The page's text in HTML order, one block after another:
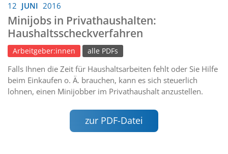
12 JUNI 2016
Minijobs in Privathaushalten:
Haushaltsscheckverfahren
Arbeitgeber:innen alle PDFs
Falls Ihnen die Zeit für Haushaltsarbeiten fehlt oder Sie Hilfe
beim Einkaufen o. Ä. brauchen, kann es sich steuerlich
lohnen, einen Minijobber im Privathaushalt anzustellen.
zur PDF-Datei